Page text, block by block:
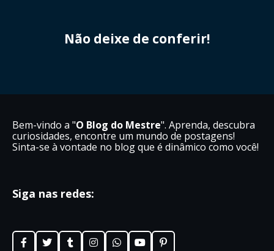
Não deixe de conferir!
Bem-vindo a "O Blog do Mestre". Aprenda, descubra
curiosidades, encontre um mundo de postagens!
Sinta-se à vontade no blog que é dinâmico como você!
Siga nas redes: